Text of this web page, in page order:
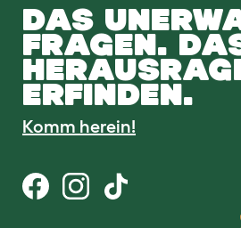
DAS
FRAGEN.
ERFINDEN.
Komm herein!